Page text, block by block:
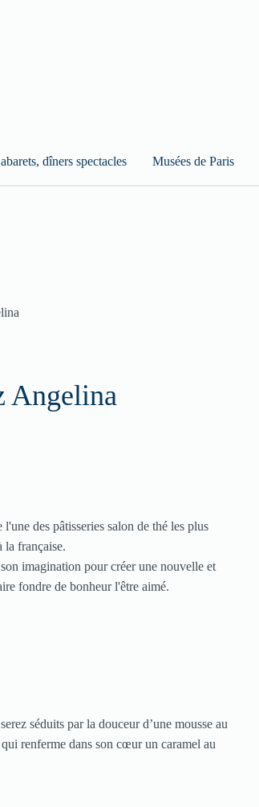
dîners spectacles Musées de Paris
Angelina
des pâtisseries salon de thé les plus
la française.
imagination pour créer une nouvelle et
fondre de bonheur l'être aimé.
séduits par la douceur d’une mousse au
renferme dans son cœur un caramel au